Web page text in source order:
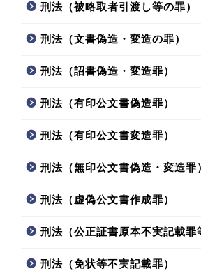
刑法（被略取者引渡し等の罪）
刑法（文書偽造・変造の罪）
刑法（詔書偽造・変造罪）
刑法（有印公文書偽造罪）
刑法（有印公文書変造罪）
刑法（無印公文書偽造・変造罪
刑法（虚偽公文書作成罪）
刑法（公正証書原本不実記載罪
刑法（免状等不実記載罪）